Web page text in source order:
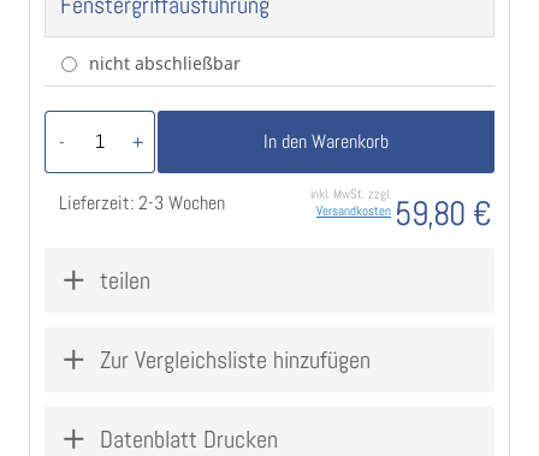
nicht abschließbar
- + In den Warenkorb
Lieferzeit: 2-3 Wochen 59,80 €
inkl. MwSt. zzgl.
Versandkosten
teilen
Zur Vergleichsliste hinzufügen
Datenblatt Drucken